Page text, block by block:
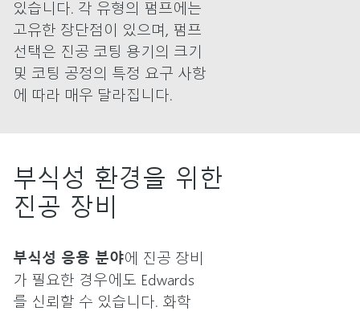
있습니다. 각 유형의 펌프에는
고유한 장단점이 있으며, 펌프
선택은 진공 코팅 용기의 크기
및 코팅 공정의 특정 요구 사항
에 따라 매우 달라집니다.
부식성 환경을 위한
진공 장비
부식성 응용 분야에 진공 장비
가 필요한 경우에도 Edwards
를 신뢰할 수 있습니다. 화학